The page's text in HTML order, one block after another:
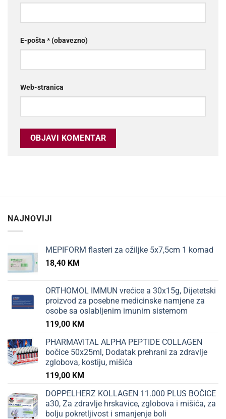
E-pošta * (obavezno)
Web-stranica
NAJNOVIJI
MEPIFORM flasteri za ožiljke 5x7,5cm 1 komad
18,40 KM
ORTHOMOL IMMUN vrećice a 30x15g, Dijetetski
proizvod za posebne medicinske namjene za
osobe sa oslabljenim imunim sistemom
119,00 KM
PHARMAVITAL ALPHA PEPTIDE COLLAGEN
bočice 50x25ml, Dodatak prehrani za zdravlje
zglobova, kostiju, mišića
119,00 KM
DOPPELHERZ KOLLAGEN 11.000 PLUS BOČICE
a30, Za zdravlje hrskavice, zglobova i mišića, za
bolju pokretljivost i smanjenje boli